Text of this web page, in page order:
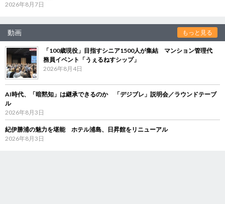
2026年8月7日
動画 もっと見る
「100歳現役」目指すシニア1500人が集結 マンション管理代
務員イベント「うぇるねすシップ」
2026年8月4日
AI時代、「暗黙知」は継承できるのか 「デジブレ」説明会／ラウンドテーブ
ル
2026年8月3日
紀伊勝浦の魅力を堪能 ホテル浦島、日昇館をリニューアル
2026年8月3日